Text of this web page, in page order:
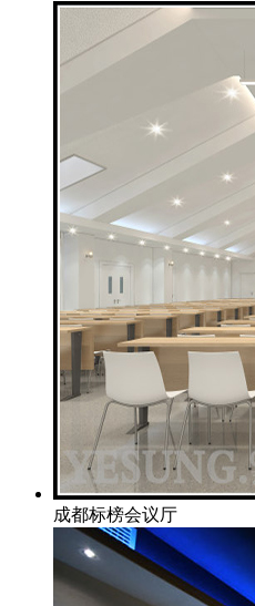
成都标榜会议厅